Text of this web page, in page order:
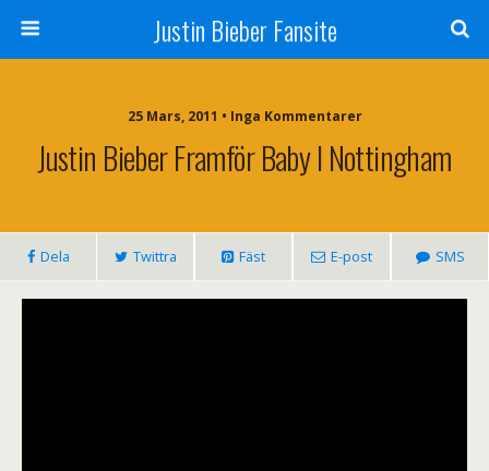
Justin Bieber Fansite
25 Mars, 2011 • Inga Kommentarer
Justin Bieber Framför Baby I Nottingham
Dela Twittra Fäst E-post SMS